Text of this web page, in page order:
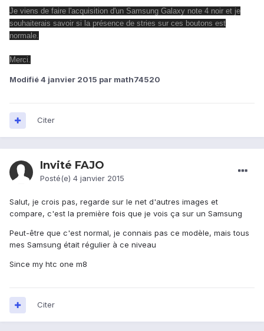
Je viens de faire l'acquisition d'un Samsung Galaxy note 4 noir et je
souhaiterais savoir si la présence de stries sur ces boutons est
normale.
Merci.
Modifié4 janvier 2015 par math74520
Citer
Invité FAJO
Posté(e) 4 janvier 2015
Salut, je crois pas, regarde sur le net d'autres images et
compare, c'est la première fois que je vois ça sur un Samsung
Peut-être que c'est normal, je connais pas ce modèle, mais tous
mes Samsung était régulier à ce niveau
Since my htc one m8
Citer